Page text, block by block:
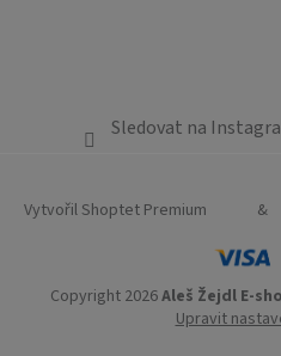
Sledovat na
Vytvořil Shoptet Premium &
Copyright 2026Aleš Žejdl E-
Upravit